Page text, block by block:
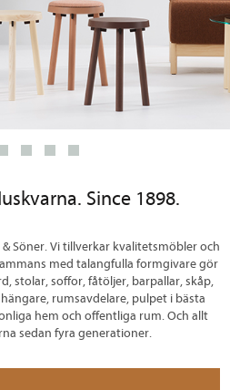
Since 1898.
Söner. Vi tillverkar kvalitetsmöbler och
med talangfulla formgivare gör
stolar, soffor, fåtöljer, barpallar, skåp,
rumsavdelare, pulpet i bästa
hem och offentliga rum. Och allt
sedan fyra generationer.